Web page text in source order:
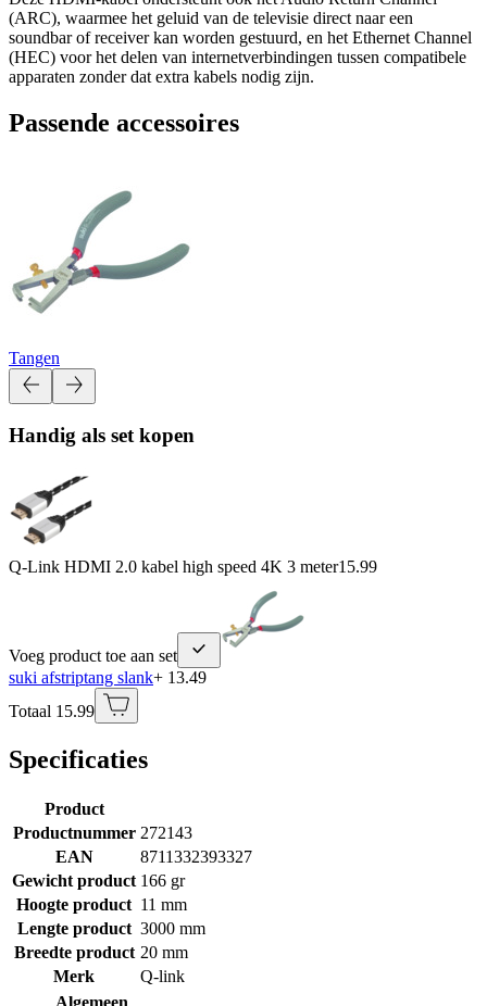
(ARC), waarmee het geluid van de televisie direct naar een
soundbar of receiver kan worden gestuurd, en het Ethernet Channel
(HEC) voor het delen van internetverbindingen tussen compatibele
apparaten zonder dat extra kabels nodig zijn.
Passende accessoires
Tangen
Handig als set kopen
Q-Link HDMI 2.0 kabel high speed 4K 3 meter15.99
Voeg product toe aan set
suki afstriptang slank+ 13.49
Totaal 15.99
Specificaties
Product
Productnummer 272143
EAN
8711332393327
Gewicht product 166 gr
Hoogte product 11 mm
Lengte product 3000 mm
Breedte product 20 mm
Merk
Q-link
Algemeen